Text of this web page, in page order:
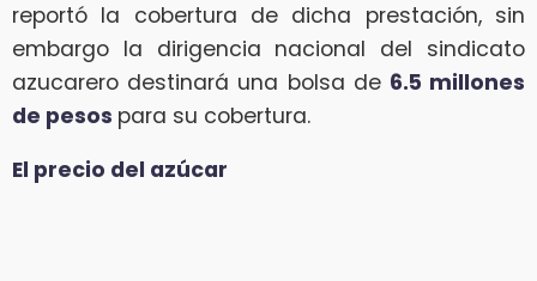
reportó la cobertura de dicha prestación, sin
embargo la dirigencia nacional del sindicato
azucarero destinará una bolsa de 6.5 millones
de pesos para su cobertura.
El precio del azúcar